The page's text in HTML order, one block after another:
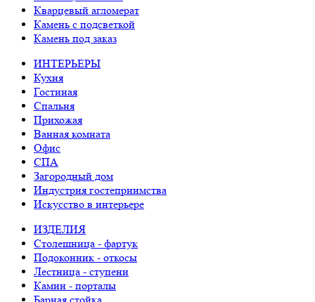
Кварцевый агломерат
Камень с подсветкой
Камень под заказ
ИНТЕРЬЕРЫ
Кухня
Гостиная
Спальня
Прихожая
Ванная комната
Офис
СПА
Загородный дом
Индустрия гостеприимства
Искусство в интерьере
ИЗДЕЛИЯ
Столешница - фартук
Подоконник - откосы
Лестница - ступени
Камин - порталы